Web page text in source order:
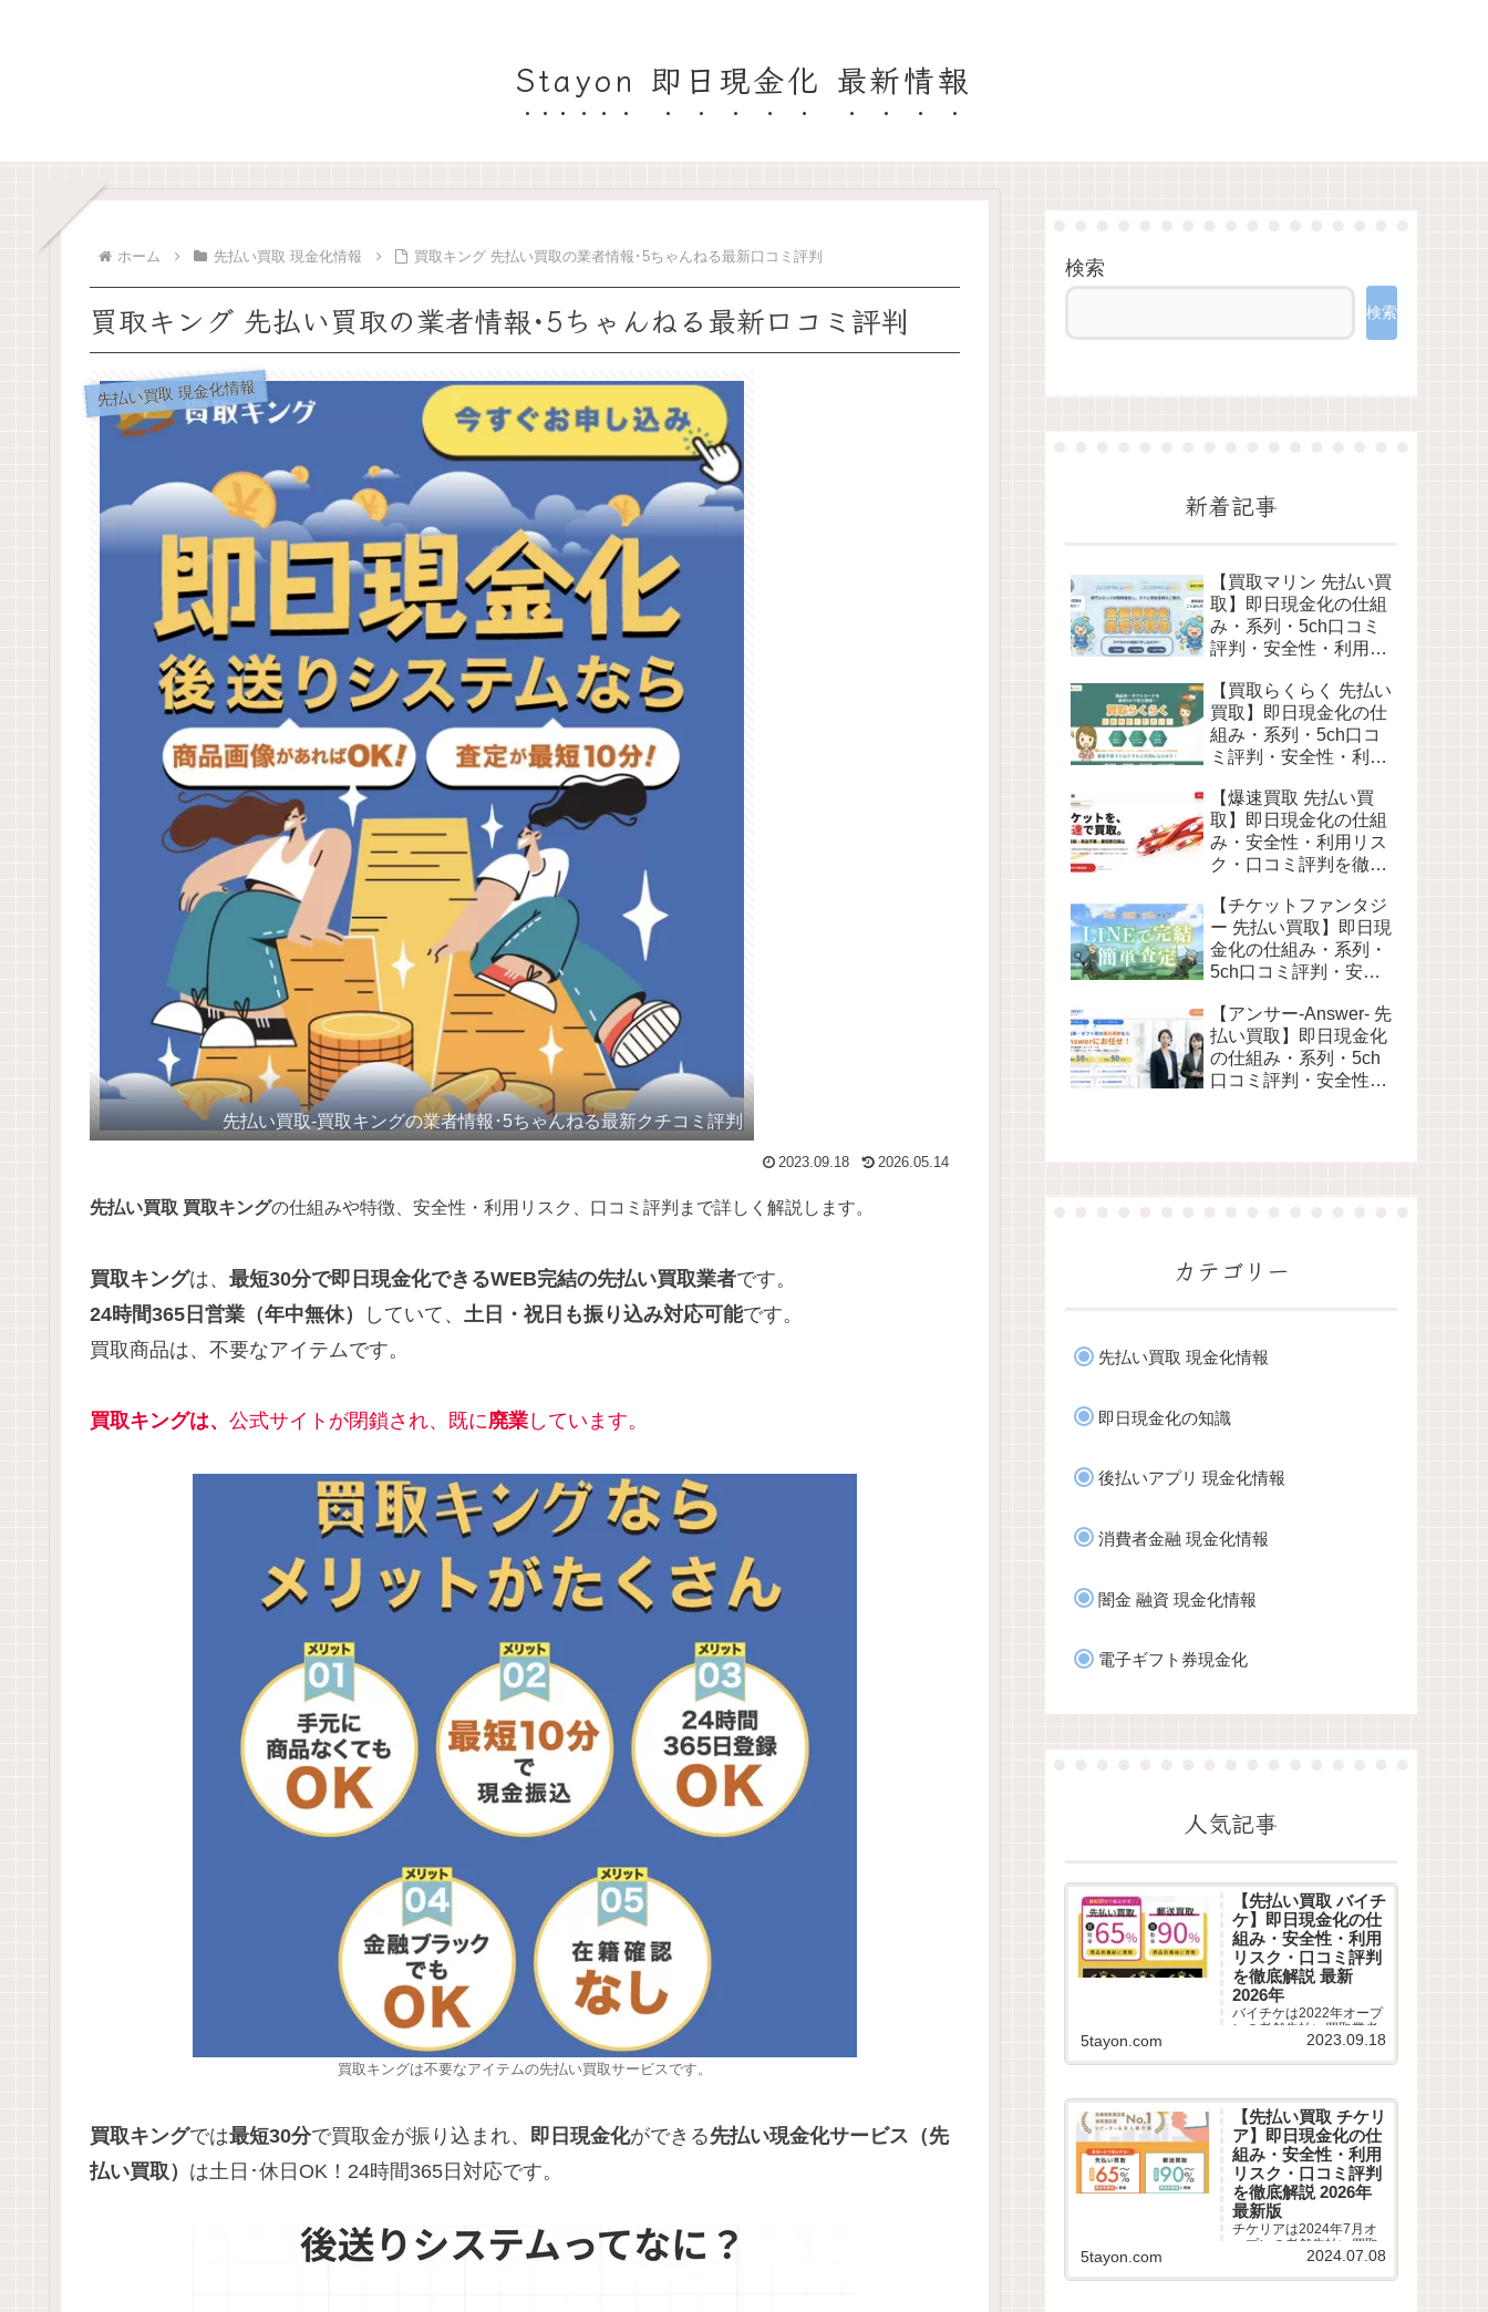
Stayon 即日現金化 最新情報
ホーム 先払い買取 現金化情報 買取キング 先払い買取の業者情報･5ちゃんねる最新口コミ評判
買取キング 先払い買取の業者情報･5ちゃんねる最新口コミ評判
先払い買取 現金化情報
先払い買取-買取キングの業者情報･5ちゃんねる最新クチコミ評判
2023.09.18 2026.05.14
先払い買取 買取キングの仕組みや特徴、安全性・利用リスク、口コミ評判まで詳しく解説します。
買取キングは、 最短30分で即日現金化できるWEB完結の先払い買取業者です。
24時間365日営業（年中無休）
していて、 土日・祝日も振り込み対応可能です。
買取商品は、不要なアイテムです。
買取キングは、 公式サイトが閉鎖され、既に廃業 しています。
買取キングは不要なアイテムの先払い買取サービスです。
買取キングでは最短30分で買取金が振り込まれ、 即日現金化ができる先払い現金化サービス（先
払い買取） は土日･休日OK！24時間365日対応です。
検索
検索
新着記事
【買取マリン 先払い買
取】即日現金化の仕組
み・系列・5ch口コミ
評判・安全性・利用リ
底解説
【買取らくらく 先払い
買取】即日現金化の仕
組み・系列・5ch口コ
ミ評判・安全性・利用
徹底解説
【爆速買取 先払い買
取】即日現金化の仕組
み・安全性・利用リス
ク・口コミ評判を徹底
【チケットファンタジ
ー 先払い買取】即日現
金化の仕組み・系列・
5ch口コミ評判・安全
新情報で徹底解説
【アンサー-Answer- 先
払い買取】即日現金化
の仕組み・系列・5ch
口コミ評判・安全性・
カテゴリー
先払い買取 現金化情報
即日現金化の知識
後払いアプリ 現金化情報
消費者金融 現金化情報
闇金 融資 現金化情報
電子ギフト券現金化
人気記事
【先払い買取 バイチ
ケ】即日現金化の仕
組み・安全性・利用
リスク・口コミ評判
を徹底解説 最新
2026年
バイチケは2022年オープ
ンの老舗先払い買取業者
です。最短10分即日現金
者の実際の口コミ評判を
徹底調査しました。LINE
完結の申込方法や特徴、
注意点など最新情報でわ
かりやすく解説します。
5tayon.com 2023.09.18
【先払い買取 チケリ
ア】即日現金化の仕
組み・安全性・利用
リスク・口コミ評判
を徹底解説 2026年
最新版
チケリアは2024年7月オ
ープンの老舗先払い買取
業者です。最短5分即日現
5tayon.com 2024.07.08